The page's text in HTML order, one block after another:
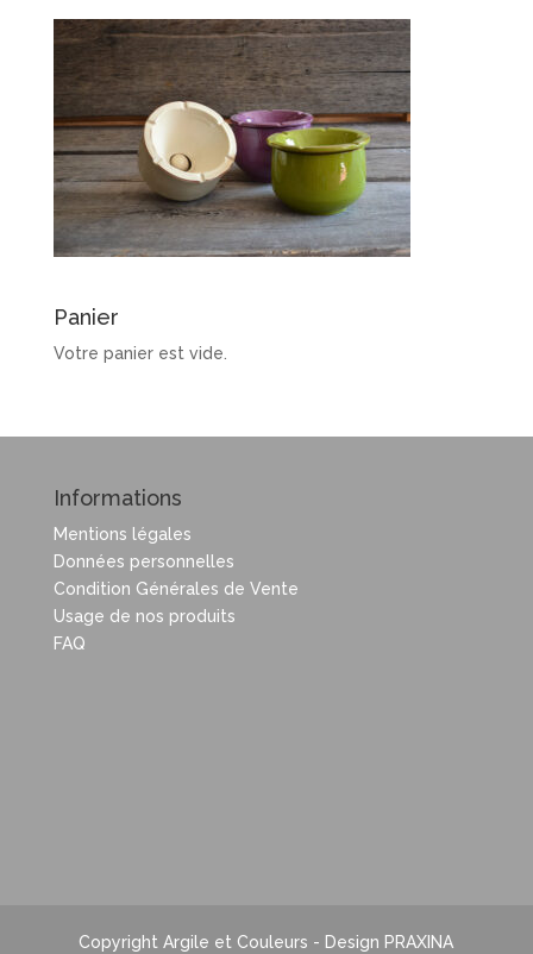
Panier
Votre panier est vide.
Informations
Mentions légales
Données personnelles
Condition Générales de Vente
Usage de nos produits
FAQ
Copyright Argile et Couleurs - Design PRAXINA